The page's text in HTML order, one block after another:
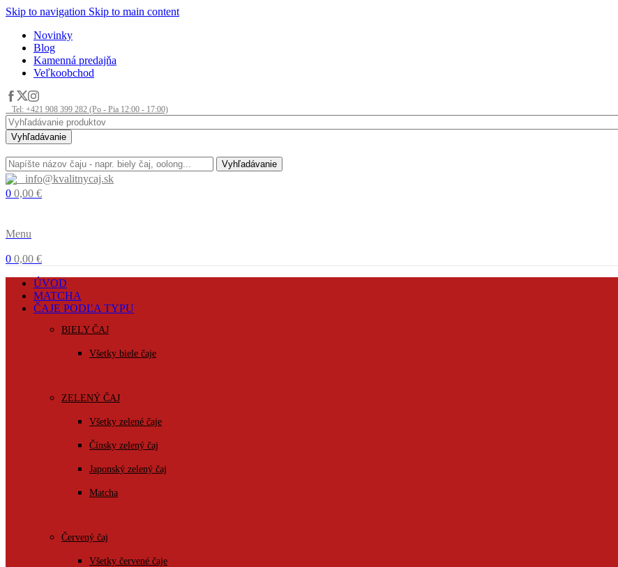
Skip to navigation Skip to main content
Novinky
Blog
Kamenná predajňa
Veľkoobchod
Tel: +421 908 399 282 (Po - Pia 12:00 - 17:00)
Vyhľadávanie
Vyhľadávanie
info@kvalitnycaj.sk
0 0,00 €
Menu
0 0,00 €
ÚVOD
MATCHA
ČAJE PODĽA TYPU
BIELY ČAJ
Všetky biele čaje
ZELENÝ ČAJ
Všetky zelené čaje
Čínsky zelený čaj
Japonský zelený čaj
Matcha
Červený čaj
Všetky červené čaje